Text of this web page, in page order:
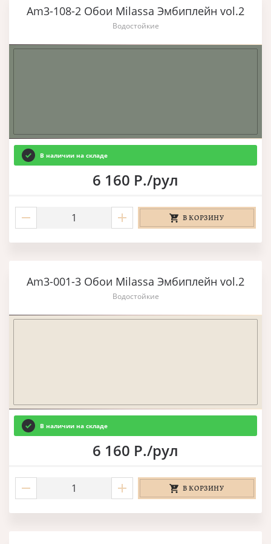
Am3-108-2 Обои Milassa Эмбиплейн vol.2
Водостойкие
В наличии на складе
6 160 Р./рул
В КОРЗИНУ
Am3-001-3 Обои Milassa Эмбиплейн vol.2
Водостойкие
В наличии на складе
6 160 Р./рул
В КОРЗИНУ